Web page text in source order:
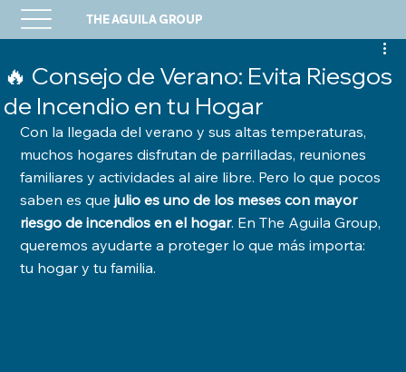
THE AGUILA GROUP
🔥 Consejo de Verano: Evita Riesgos
de Incendio en tu Hogar
Con la llegada del verano y sus altas temperaturas,
muchos hogares disfrutan de parrilladas, reuniones
familiares y actividades al aire libre. Pero lo que pocos
saben es que julio es uno de los meses con mayor
riesgo de incendios en el hogar. En The Aguila Group,
queremos ayudarte a proteger lo que más importa:
tu hogar y tu familia.